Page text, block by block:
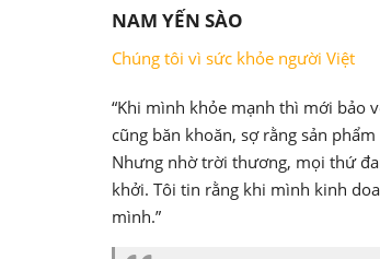
NAM YẾN SÀO
Chúng tôi vì sức khỏe người Việt
“Khi mình khỏe mạnh thì mới bảo
cũng băn khoăn, sợ rằng sản
Nhưng nhờ trời thương, mọi thứ
khởi. Tôi tin rằng khi mình kinh
mình.”